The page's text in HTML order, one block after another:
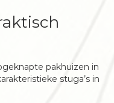
pakhuizen in
stuga’s in